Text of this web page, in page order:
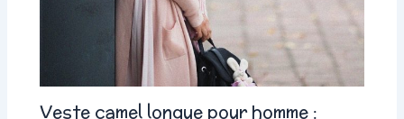
Veste camel longue pour homme :